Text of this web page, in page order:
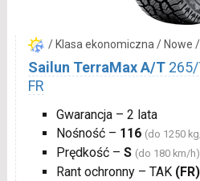
/ Klasa ekonomiczna / Nowe /
Sailun TerraMax A/T 265/
FR
Gwarancja – 2 lata
Nośność – 116 (do 1250
Prędkość – S (do 180 km/h)
Rant ochronny – TAK (FR)